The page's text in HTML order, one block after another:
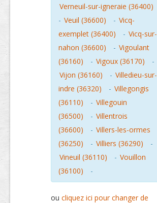
Verneuil-sur-igneraie (36400)
- Veuil (36600) - Vicq-
exemplet (36400)
- Vicq-sur-
nahon (36600)
- Vigoulant
(36160)
- Vigoux (36170)
-
Vijon (36160)
- Villedieu-sur-
indre (36320)
- Villegongis
(36110)
- Villegouin
(36500)
- Villentrois
(36600)
- Villers-les-ormes
(36250)
- Villiers (36290)
-
Vineuil (36110)
- Vouillon
(36100)
-
ou cliquez ici pour changer de